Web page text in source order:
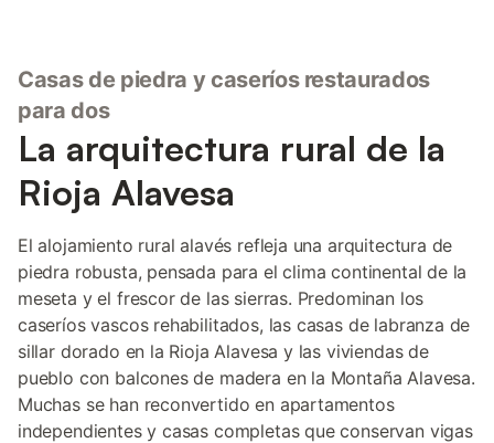
Casas de piedra y caseríos restaurados
para dos
La arquitectura rural de la
Rioja Alavesa
El alojamiento rural alavés refleja una arquitectura de
piedra robusta, pensada para el clima continental de la
meseta y el frescor de las sierras. Predominan los
caseríos vascos rehabilitados, las casas de labranza de
sillar dorado en la Rioja Alavesa y las viviendas de
pueblo con balcones de madera en la Montaña Alavesa.
Muchas se han reconvertido en apartamentos
independientes y casas completas que conservan vigas